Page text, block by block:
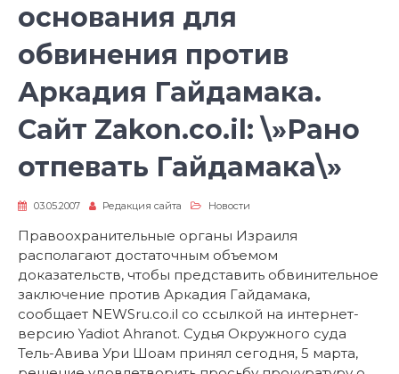
основания для
обвинения против
Аркадия Гайдамака.
Сайт Zakon.co.il: \»Рано
отпевать Гайдамака\»
03.05.2007 Редакция сайта Новости
Правоохранительные органы Израиля
располагают достаточным объемом
доказательств, чтобы представить обвинительное
заключение против Аркадия Гайдамака,
сообщает NEWSru.co.il со ссылкой на интернет-
версию Yadiot Ahranot. Судья Окружного суда
Тель-Авива Ури Шоам принял сегодня, 5 марта,